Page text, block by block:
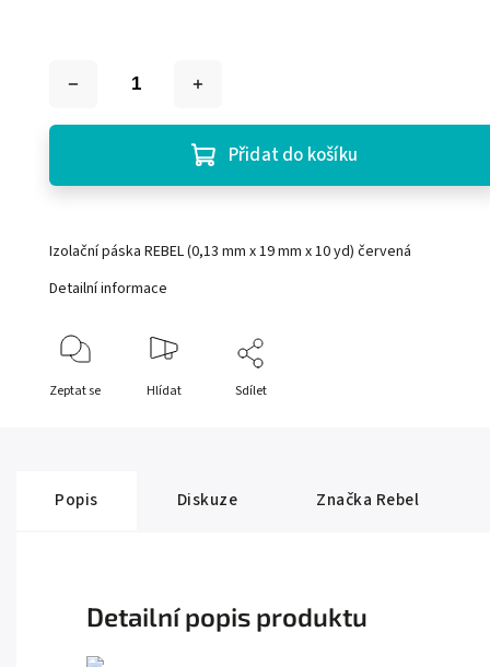
Přidat do košíku
Izolační páska REBEL (0,13 mm x 19 mm x 10 yd) červená
Detailní informace
Zeptat se Hlídat Sdílet
Popis Diskuze Značka Rebel
Detailní popis produktu